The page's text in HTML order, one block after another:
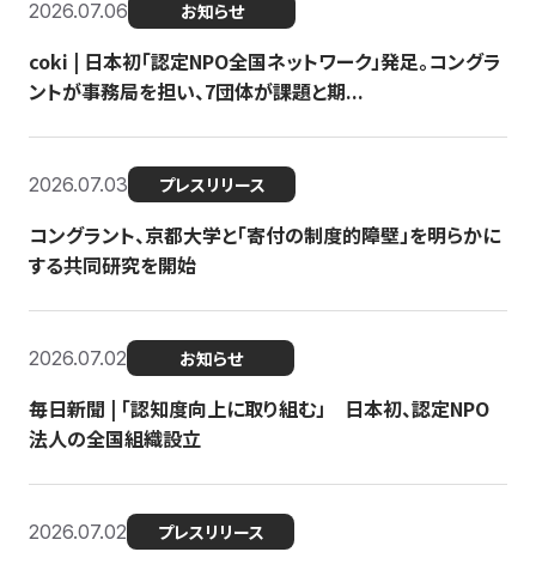
2026.07.06 お知らせ
coki | 日本初「認定NPO全国ネットワーク」発足。コングラ
ントが事務局を担い、7団体が課題と期...
2026.07.03 プレスリリース
コングラント、京都大学と「寄付の制度的障壁」を明らかに
する共同研究を開始
2026.07.02 お知らせ
毎日新聞 | 「認知度向上に取り組む」 日本初、認定NPO
法人の全国組織設立
2026.07.02 プレスリリース